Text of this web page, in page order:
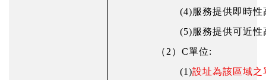
(4)服務提供即時性
(5)服務提供可近性
（2）C單位:
(1)設址為該區域之